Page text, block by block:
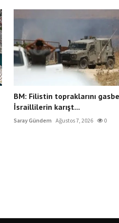
BM: Filistin topraklarını
İsraillilerin karışt...
Saray Gündem Ağustos 7, 2026 0